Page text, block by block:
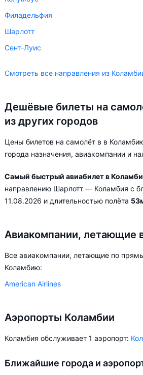
Филадельфия
Шарлотт
Сент-Луис
Смотреть все направления из
Дешёвые билеты на
из других городов
Цены билетов на самолёт в в
города назначения, авиакомпании и
Самый быстрый авиабилет в
направлению Шарлотт — Коламбия с ближайшим вылетом
11.08.2026 и длительностью полёта
Авиакомпании, летающие
Все авиакомпании, летающие по
Коламбию:
American Airlines
Аэропорты Коламбии
Коламбия обслуживает 1 аэропорт:
Ближайшие города и